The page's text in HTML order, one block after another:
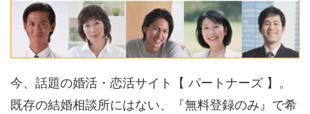
今、話題の婚活・恋活サイト【 パートナーズ 】。
既存の結婚相談所にはない、『無料登録のみ』で希